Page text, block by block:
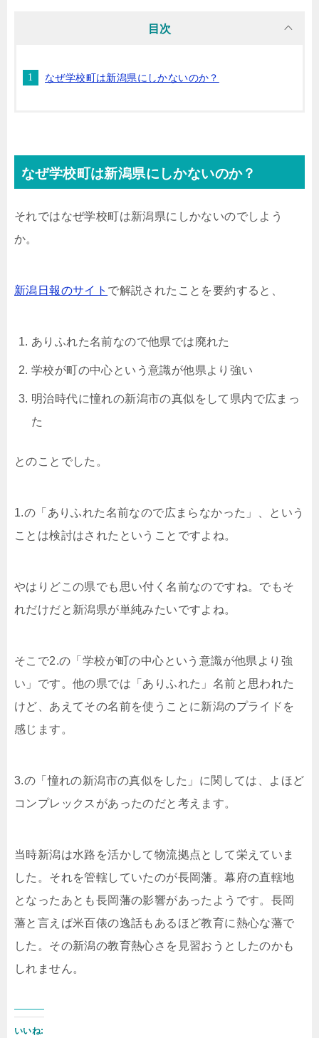
目次
なぜ学校町は新潟県にしかないのか？
なぜ学校町は新潟県にしかないのか？
それではなぜ学校町は新潟県にしかないのでしよう
か。
新潟日報のサイト で解説されたことを要約すると、
ありふれた名前なので他県では廃れた
学校が町の中心という意識が他県より強い
明治時代に憧れの新潟市の真似をして県内で広まっ
た
とのことでした。
1.の「ありふれた名前なので広まらなかった」、という
ことは検討はされたということですよね。
やはりどこの県でも思い付く名前なのですね。でもそ
れだけだと新潟県が単純みたいですよね。
そこで2.の「学校が町の中心という意識が他県より強
い」です。他の県では「ありふれた」名前と思われた
けど、あえてその名前を使うことに新潟のプライドを
感じます。
3.の「憧れの新潟市の真似をした」に関しては、よほど
コンプレックスがあったのだと考えます。
当時新潟は水路を活かして物流拠点として栄えていま
した。それを管轄していたのが長岡藩。幕府の直轄地
となったあとも長岡藩の影響があったようです。長岡
藩と言えば米百俵の逸話もあるほど教育に熱心な藩で
した。その新潟の教育熱心さを見習おうとしたのかも
しれません。
いいね: